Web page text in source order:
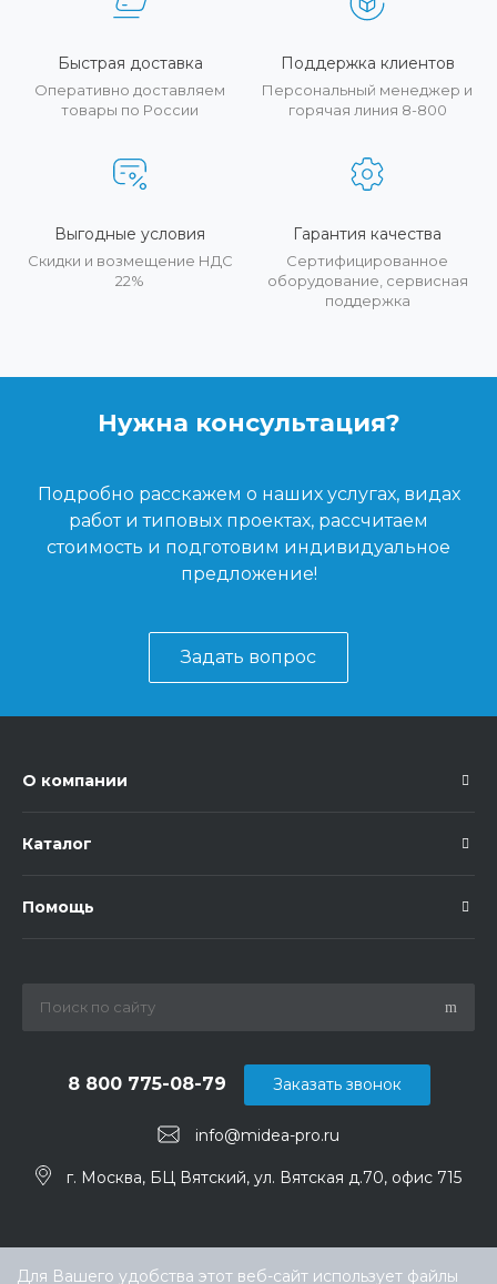
Быстрая доставка
Оперативно доставляем
товары по России
Поддержка клиентов
Персональный менеджер и
горячая линия 8-800
Выгодные условия
Скидки и возмещение НДС
22%
Гарантия качества
Сертифицированное
оборудование, сервисная
поддержка
Нужна консультация?
Подробно расскажем о наших услугах, видах
работ и типовых проектах, рассчитаем
стоимость и подготовим индивидуальное
предложение!
Задать вопрос
О компании
Каталог
Помощь
info@midea-pro.ru
8 800 775-08-79
г. Москва, БЦ Вятский, ул. Вятская д.70, офис 715
Заказать звонок
Для Вашего удобства этот веб-сайт использует файлы